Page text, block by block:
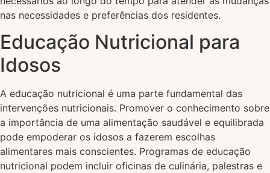
nas necessidades e preferências dos residentes.
Educação Nutricional para
Idosos
A educação nutricional é uma parte fundamental das
intervenções nutricionais. Promover o conhecimento sobre
a importância de uma alimentação saudável e equilibrada
pode empoderar os idosos a fazerem escolhas
alimentares mais conscientes. Programas de educação
nutricional podem incluir oficinas de culinária, palestras e